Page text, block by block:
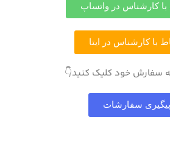
با کارشناس در واتساپ
با کارشناس در ایتا
سفارش خود کلیک کنید👇
پیگیری سفارشات